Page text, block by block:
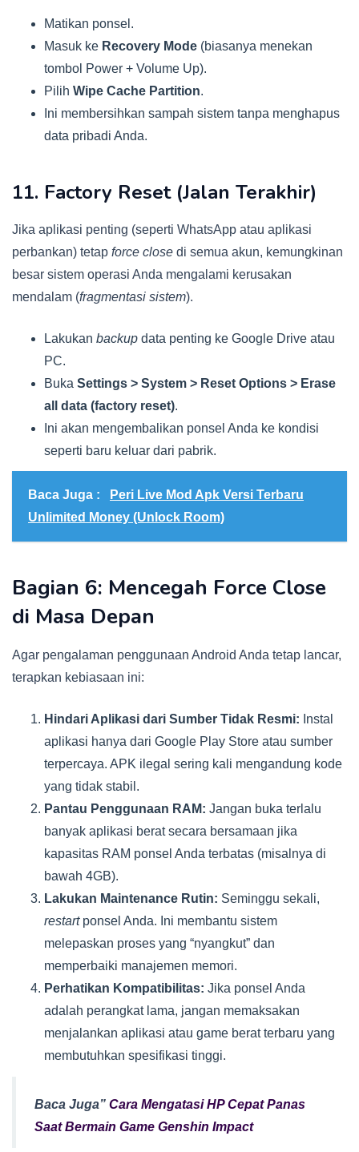
Matikan ponsel.
Masuk ke Recovery Mode (biasanya menekan
tombol Power + Volume Up).
Pilih Wipe Cache Partition.
Ini membersihkan sampah sistem tanpa menghapus
data pribadi Anda.
11. Factory Reset (Jalan Terakhir)
Jika aplikasi penting (seperti WhatsApp atau aplikasi
perbankan) tetap force close di semua akun, kemungkinan
besar sistem operasi Anda mengalami kerusakan
mendalam (fragmentasi sistem).
Lakukan backup data penting ke Google Drive atau
PC.
Buka Settings > System > Reset Options > Erase
all data (factory reset).
Ini akan mengembalikan ponsel Anda ke kondisi
seperti baru keluar dari pabrik.
Baca Juga :
Peri Live Mod Apk Versi Terbaru
Unlimited Money (Unlock Room)
Bagian 6: Mencegah Force Close
di Masa Depan
Agar pengalaman penggunaan Android Anda tetap lancar,
terapkan kebiasaan ini:
Hindari Aplikasi dari Sumber Tidak Resmi: Instal
aplikasi hanya dari Google Play Store atau sumber
terpercaya. APK ilegal sering kali mengandung kode
yang tidak stabil.
Pantau Penggunaan RAM: Jangan buka terlalu
banyak aplikasi berat secara bersamaan jika
kapasitas RAM ponsel Anda terbatas (misalnya di
bawah 4GB).
Lakukan Maintenance Rutin: Seminggu sekali,
restartponsel Anda. Ini membantu sistem
melepaskan proses yang “nyangkut” dan
memperbaiki manajemen memori.
Perhatikan Kompatibilitas: Jika ponsel Anda
adalah perangkat lama, jangan memaksakan
menjalankan aplikasi atau game berat terbaru yang
membutuhkan spesifikasi tinggi.
Baca Juga” Cara Mengatasi HP Cepat Panas
Saat Bermain Game Genshin Impact